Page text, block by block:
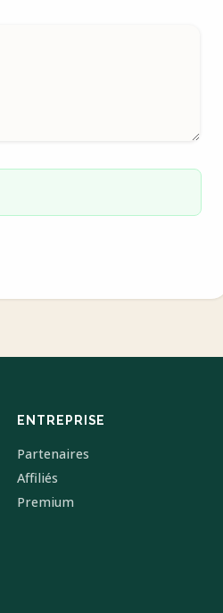
ENTREPRISE
Partenaires
Affiliés
Premium